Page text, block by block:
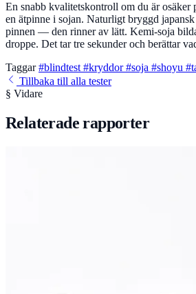
En snabb kvalitetskontroll om du är osäker
en ätpinne i sojan. Naturligt bryggd
pinnen — den rinner av lätt. Kemi-soja
droppe. Det tar tre sekunder och berättar
Taggar #blindtest #kryddor#soja #shoyu
Tillbaka till alla tester
§ Vidare
Relaterade rapporter